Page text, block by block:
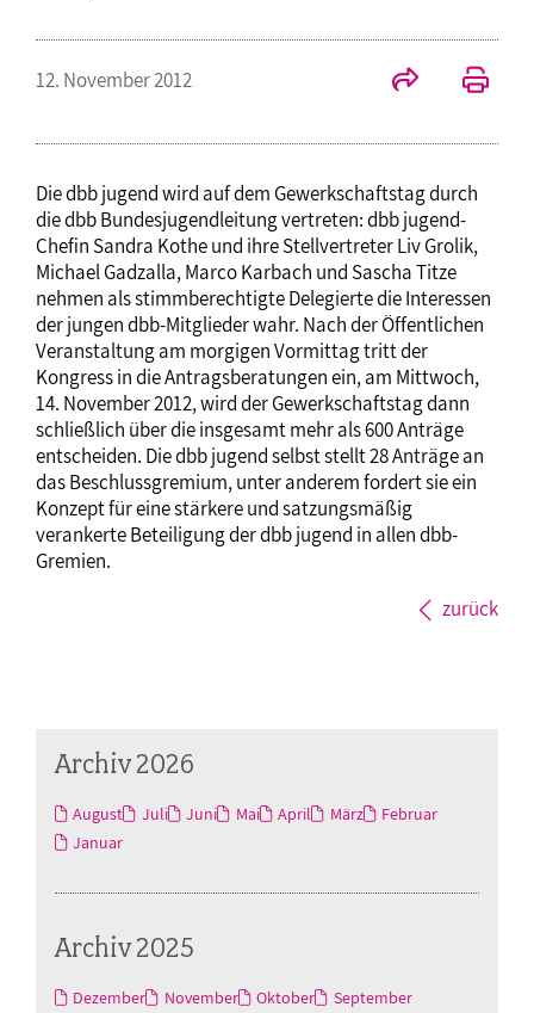
12. November 2012
Die dbb jugend wird auf dem Gewerkschaftstag durch
die dbb Bundesjugendleitung vertreten: dbb jugend-
Chefin Sandra Kothe und ihre Stellvertreter Liv Grolik,
Michael Gadzalla, Marco Karbach und Sascha Titze
nehmen als stimmberechtigte Delegierte die Interessen
der jungen dbb-Mitglieder wahr. Nach der Öffentlichen
Veranstaltung am morgigen Vormittag tritt der
Kongress in die Antragsberatungen ein, am Mittwoch,
14. November 2012, wird der Gewerkschaftstag dann
schließlich über die insgesamt mehr als 600 Anträge
entscheiden. Die dbb jugend selbst stellt 28 Anträge an
das Beschlussgremium, unter anderem fordert sie ein
Konzept für eine stärkere und satzungsmäßig
verankerte Beteiligung der dbb jugend in allen dbb-
Gremien.
zurück
Archiv 2026
August Juli Juni Mai April März
Februar
Januar
Archiv 2025
Dezember November Oktober
September